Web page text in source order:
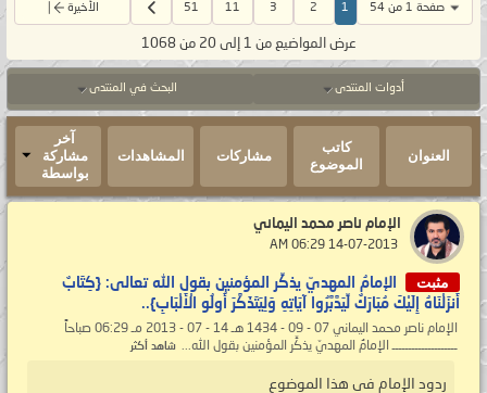
صفحة 1 من 54 1
2
3
11
51 الأخيرة
عرض المواضيع من 1 إلى 20 من 1068
أدوات المنتدى البحث في المنتدى
العنوان
كاتب
الموضوع
مشاركات المشاهدات
آخر
مشاركة
بواسطة
الإمام ناصر محمد اليماني
مثبت
الإمامُ المهديّ يذكِّر المؤمنين بقول الله تعالى: {كِتَابٌ
أَنزَلْنَاهُ إِلَيْكَ مُبَارَكٌ لِّيَدَّبَّرُوا آيَاتِهِ وَلِيَتَذَكَّرَ أُولُو الْأَلْبَابِ}..
الإمام ناصر محمد اليماني 07 - 09 - 1434 هـ 14 - 07 - 2013 مـ 06:29 صباحاً
ــــــــــــــــــــ الإمامُ المهديّ يذكِّر المؤمنين بقول الله... شاهد أكثر
ردود الإمام في هذا الموضوع